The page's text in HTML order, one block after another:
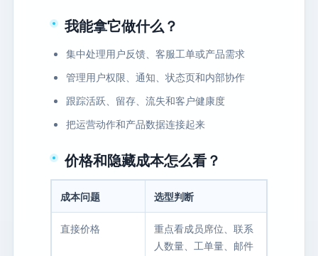
我能拿它做什么？
集中处理用户反馈、客服工单或产品需求
管理用户权限、通知、状态页和内部协作
跟踪活跃、留存、流失和客户健康度
把运营动作和产品数据连接起来
价格和隐藏成本怎么看？
成本问题 选型判断
直接价格
重点看成员席位、联系
人数量、工单量、邮件